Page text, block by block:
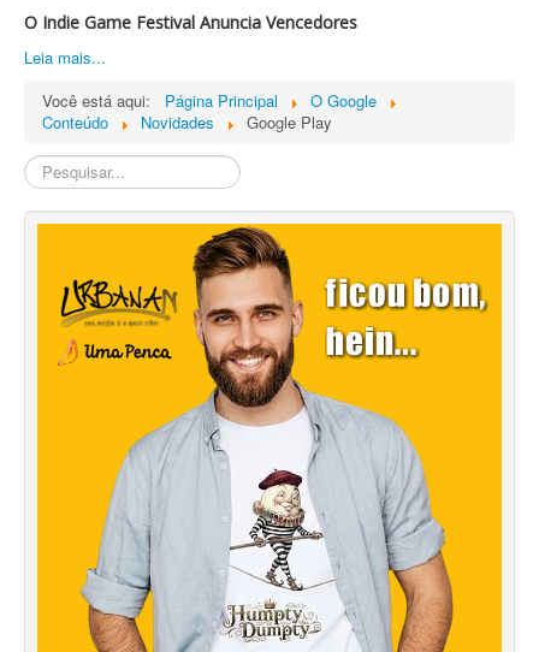
O Indie Game Festival Anuncia Vencedores
Leia mais...
Você está aqui:
Página Principal
O Google
Conteúdo
Novidades
Google Play
Pesquisa
Interna